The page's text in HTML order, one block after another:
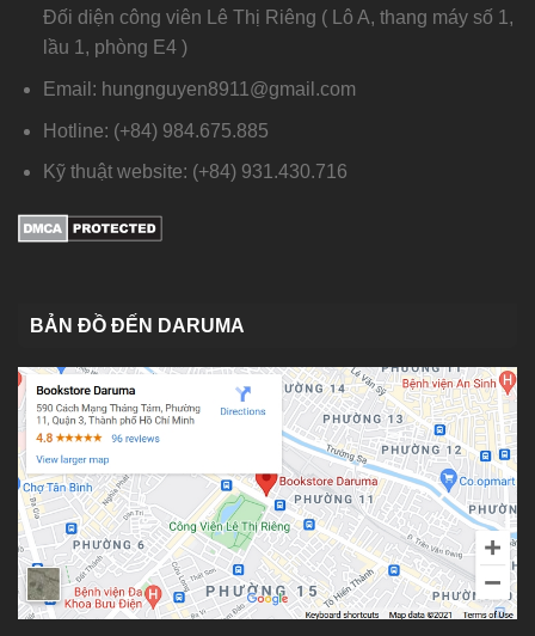
Đối diện công viên Lê Thị Riêng ( Lô A, thang máy số 1,
lầu 1, phòng E4 )
Email: hungnguyen8911@gmail.com
Hotline: (+84) 984.675.885
Kỹ thuật website: (+84) 931.430.716
BẢN ĐỒ ĐẾN DARUMA